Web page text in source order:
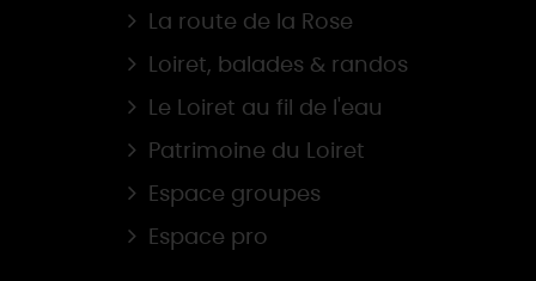
La route de la Rose
Loiret, balades & randos
Le Loiret au fil de l'eau
Patrimoine du Loiret
Espace groupes
Espace pro